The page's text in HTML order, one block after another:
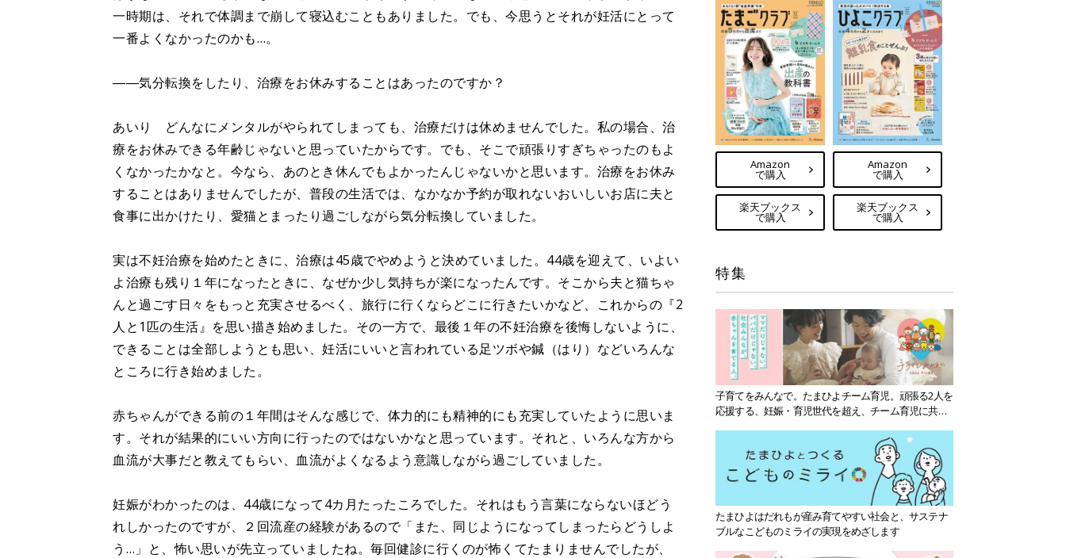
一時期は、それで体調まで崩して寝込むこともありました。でも、今思うとそれが妊活にとって
一番よくなかったのかも…。
――気分転換をしたり、治療をお休みすることはあったのですか？
あいり どんなにメンタルがやられてしまっても、治療だけは休めませんでした。私の場合、治
療をお休みできる年齢じゃないと思っていたからです。でも、そこで頑張りすぎちゃったのもよ
くなかったかなと。今なら、あのとき休んでもよかったんじゃないかと思います。治療をお休み
することはありませんでしたが、普段の生活では、なかなか予約が取れないおいしいお店に夫と
食事に出かけたり、愛猫とまったり過ごしながら気分転換していました。
実は不妊治療を始めたときに、治療は45歳でやめようと決めていました。44歳を迎えて、いよい
よ治療も残り１年になったときに、なぜか少し気持ちが楽になったんです。そこから夫と猫ちゃ
んと過ごす日々をもっと充実させるべく、旅行に行くならどこに行きたいかなど、これからの『2
人と1匹の生活』を思い描き始めました。その一方で、最後１年の不妊治療を後悔しないように、
できることは全部しようとも思い、妊活にいいと言われている足ツボや鍼（はり）などいろんな
ところに行き始めました。
赤ちゃんができる前の１年間はそんな感じで、体力的にも精神的にも充実していたように思いま
す。それが結果的にいい方向に行ったのではないかなと思っています。それと、いろんな方から
血流が大事だと教えてもらい、血流がよくなるよう意識しながら過ごしていました。
妊娠がわかったのは、44歳になって4カ月たったころでした。それはもう言葉にならないほどう
れしかったのですが、２回流産の経験があるので「また、同じようになってしまったらどうしよ
う…」と、怖い思いが先立っていましたね。毎回健診に行くのが怖くてたまりませんでしたが、
Amazon
で購入
楽天ブックス
で購入
Amazon
で購入
楽天ブックス
で購入
特集
子育てをみんなで。たまひよチーム育児。頑張る2人を
応援する、妊娠・育児世代を超え、チーム育児に共感
たまひよはだれもが産み育てやすい社会と、サステナ
ブルなこどものミライの実現をめざします